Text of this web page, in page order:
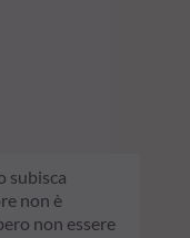
subisca
non è
non essere